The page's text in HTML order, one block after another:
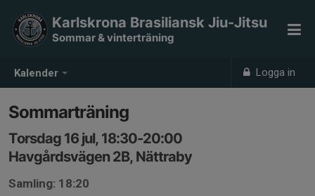
Kalender Logga in
Karlskrona Brasiliansk Jiu-Jitsu
Sommar & vinterträning
Sommarträning
Torsdag 16 jul, 18:30-20:00
Havgårdsvägen 2B, Nättraby
Samling: 18:20